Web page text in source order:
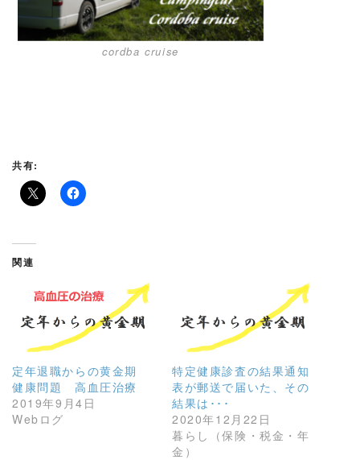
cordba cruise
共有:
関連
定年退職からの黄金期
健康問題 高血圧治療
2019年9月4日
Webログ
特定健康診査の結果通知
表が郵送で届いた、その
結果は･･･
2020年12月22日
暮らし（保険・税金・年
金）